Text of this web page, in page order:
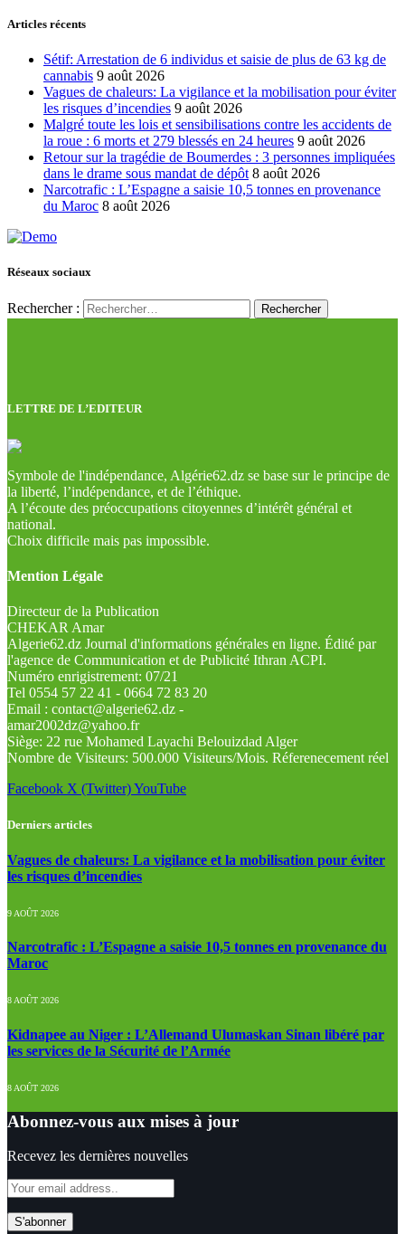
Articles récents
Sétif: Arrestation de 6 individus et saisie de plus de 63 kg de
cannabis 9 août 2026
Vagues de chaleurs: La vigilance et la mobilisation pour éviter
les risques d’incendies 9 août 2026
Malgré toute les lois et sensibilisations contre les accidents de
la roue : 6 morts et 279 blessés en 24 heures 9 août 2026
Retour sur la tragédie de Boumerdes : 3 personnes impliquées
dans le drame sous mandat de dépôt 8 août 2026
Narcotrafic : L’Espagne a saisie 10,5 tonnes en provenance
du Maroc 8 août 2026
Réseaux sociaux
Rechercher :
LETTRE DE L’EDITEUR
Symbole de l'indépendance, Algérie62.dz se base sur le principe de
la liberté, l’indépendance, et de l’éthique.
A l’écoute des préoccupations citoyennes d’intérêt général et
national.
Choix difficile mais pas impossible.
Mention Légale
Directeur de la Publication
CHEKAR Amar
Algerie62.dz Journal d'informations générales en ligne. Édité par
l'agence de Communication et de Publicité Ithran ACPI.
Numéro enrigistrement: 07/21
Tel 0554 57 22 41 - 0664 72 83 20
Email : contact@algerie62.dz -
amar2002dz@yahoo.fr
Siège: 22 rue Mohamed Layachi Belouizdad Alger
Nombre de Visiteurs: 500.000 Visiteurs/Mois. Réferenecement réel
Facebook X (Twitter)YouTube
Derniers articles
Vagues de chaleurs: La vigilance et la mobilisation pour éviter
les risques d’incendies
9 AOÛT 2026
Narcotrafic : L’Espagne a saisie 10,5 tonnes en provenance du
Maroc
8 AOÛT 2026
Kidnapee au Niger : L’Allemand Ulumaskan Sinan libéré par
les services de la Sécurité de l’Armée
8 AOÛT 2026
Abonnez-vous aux mises à jour
Recevez les dernières nouvelles